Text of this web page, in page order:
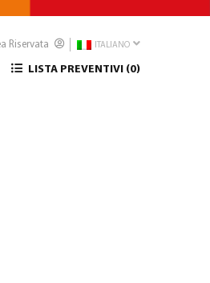
Riservata ITALIANO
LISTA PREVENTIVI (0)